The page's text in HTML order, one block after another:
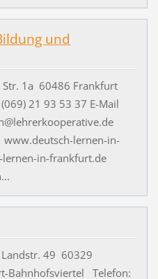
und
Str. 1a 60486 Frankfurt
21 93 53 37 E-Mail
lernen-in-
in-frankfurt.de
Landstr. 49 60329
Bahnhofsviertel Telefon: